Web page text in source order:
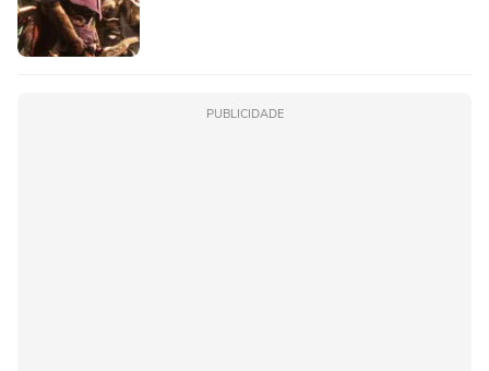
PUBLICIDADE